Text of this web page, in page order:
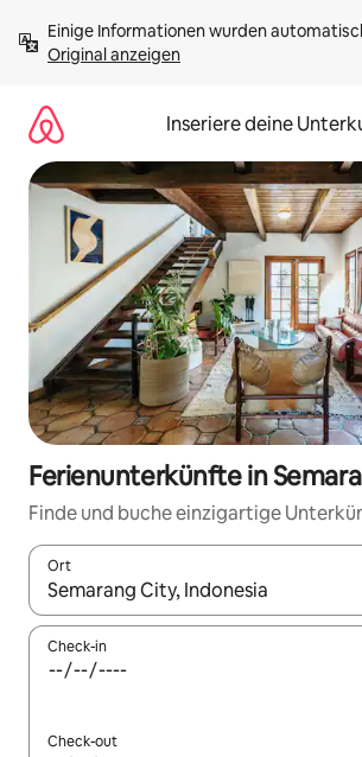
Inhalten
springenOriginal anzeigen
Inseriere deine
Ferienunterkünfte in
Finde und buche einzigartige
Ort
Wenn Ergebnisse verfügbar sind,
Check-in
Check-out